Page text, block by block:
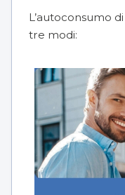
L’autoconsumo
tre modi: